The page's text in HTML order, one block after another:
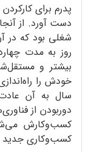
پدرم برای
دست آورد. از
شغلی بود که در
روز به مدت
بیشتر و
خودش را
سال به آن
دوربودن از
کسب‌وکارش
کسب‌وکاری جدید